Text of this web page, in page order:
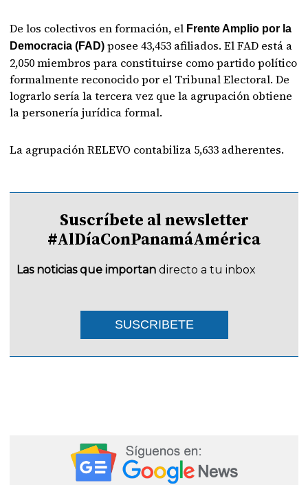
De los colectivos en formación, el Frente Amplio por la
Democracia (FAD)posee 43,453 afiliados. El FAD está a
2,050 miembros para constituirse como partido político
formalmente reconocido por el Tribunal Electoral. De
lograrlo sería la tercera vez que la agrupación obtiene
la personería jurídica formal.
La agrupación RELEVO contabiliza 5,633 adherentes.
Suscríbete al newsletter
#AlDíaConPanamáAmérica
Las noticias que importan directo a tu inbox
SUSCRIBETE